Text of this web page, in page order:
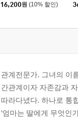
16,200원 (10% 할인)
관계전문가. 그녀의 이
간관계이자 자존감과
따라다녔다. 하나로 통
‘엄마는 딸에게 무엇인